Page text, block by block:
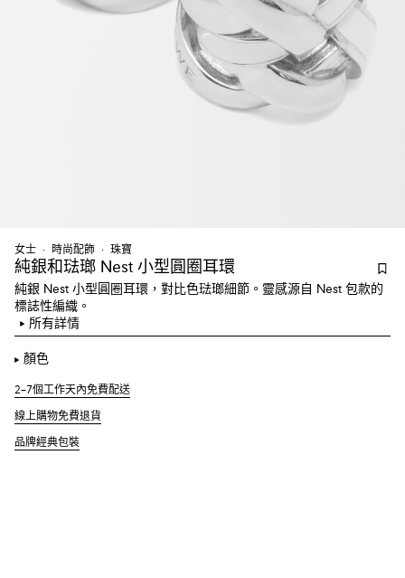
女士 時尚配飾 珠寶
純銀和琺瑯 Nest 小型圓圈耳環
純銀 Nest 小型圓圈耳環，對比色琺瑯細節。靈感源自 Nest 包款的
標誌性編織。
所有詳情
顏色
2–7個工作天內免費配送
線上購物免費退貨
品牌經典包裝